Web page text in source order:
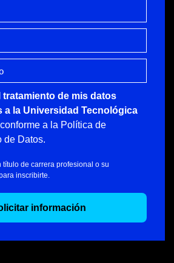
tratamiento de mis datos
a la Universidad Tecnológica
conforme a la Política de
de Datos.
título de carrera profesional o su
inscribirte.
información